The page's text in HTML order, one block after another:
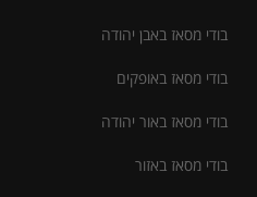
בודי מסאז באבן יהודה
בודי מסאז באופקים
בודי מסאז באור יהודה
בודי מסאז באזור